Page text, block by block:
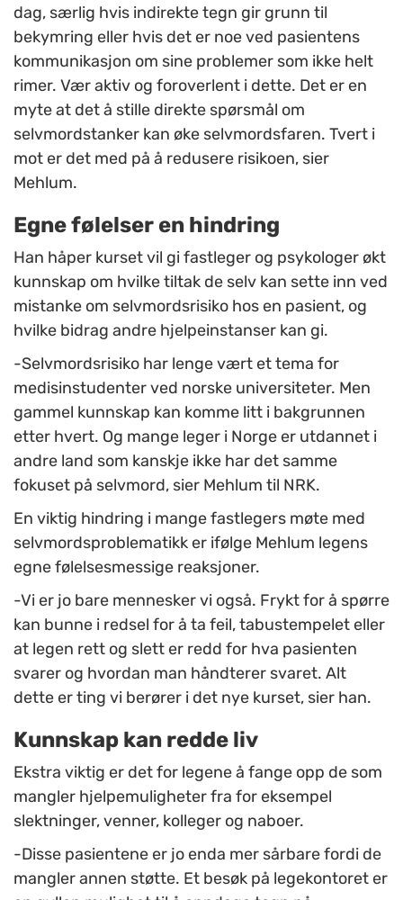
dag, særlig hvis indirekte tegn gir grunn til
bekymring eller hvis det er noe ved pasientens
kommunikasjon om sine problemer som ikke helt
rimer. Vær aktiv og foroverlent i dette. Det er en
myte at det å stille direkte spørsmål om
selvmordstanker kan øke selvmordsfaren. Tvert i
mot er det med på å redusere risikoen, sier
Mehlum.
Egne følelser en hindring
Han håper kurset vil gi fastleger og psykologer økt
kunnskap om hvilke tiltak de selv kan sette inn ved
mistanke om selvmordsrisiko hos en pasient, og
hvilke bidrag andre hjelpeinstanser kan gi.
-Selvmordsrisiko har lenge vært et tema for
medisinstudenter ved norske universiteter. Men
gammel kunnskap kan komme litt i bakgrunnen
etter hvert. Og mange leger i Norge er utdannet i
andre land som kanskje ikke har det samme
fokuset på selvmord, sier Mehlum til NRK.
En viktig hindring i mange fastlegers møte med
selvmordsproblematikk er ifølge Mehlum legens
egne følelsesmessige reaksjoner.
-Vi er jo bare mennesker vi også. Frykt for å spørre
kan bunne i redsel for å ta feil, tabustempelet eller
at legen rett og slett er redd for hva pasienten
svarer og hvordan man håndterer svaret. Alt
dette er ting vi berører i det nye kurset, sier han.
Kunnskap kan redde liv
Ekstra viktig er det for legene å fange opp de som
mangler hjelpemuligheter fra for eksempel
slektninger, venner, kolleger og naboer.
-Disse pasientene er jo enda mer sårbare fordi de
mangler annen støtte. Et besøk på legekontoret er